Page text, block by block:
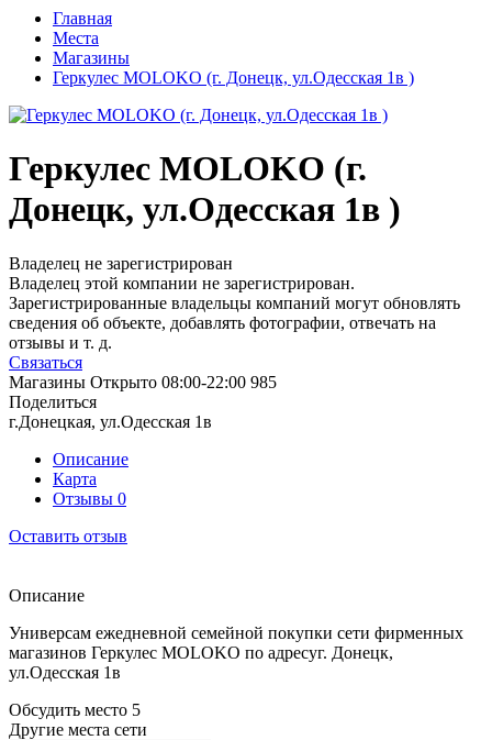
Главная
Места
Магазины
Геркулес MOLOKO (г. Донецк, ул.Одесская 1в )
Геркулес MOLOKO (г.
Донецк, ул.Одесская 1в )
Владелец не зарегистрирован
Владелец этой компании не зарегистрирован.
Зарегистрированные владельцы компаний могут обновлять
сведения об объекте, добавлять фотографии, отвечать на
отзывы и т. д.
Связаться
Магазины Открыто 08:00-22:00 985
Поделиться
г.Донецкая, ул.Одесская 1в
Описание
Карта
Отзывы 0
Оставить отзыв
Описание
Универсам ежедневной семейной покупки сети фирменных
магазинов Геркулес MOLOKO по адресуг. Донецк,
ул.Одесская 1в
Обсудить место 5
Другие места сети